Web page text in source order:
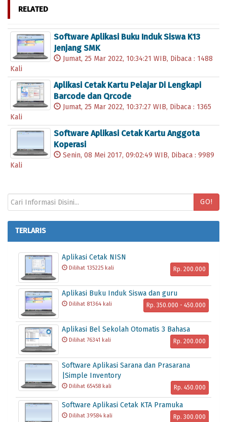
RELATED
Software Aplikasi Buku Induk Siswa K13
Jenjang SMK
Jumat, 25 Mar 2022, 10:34:21 WIB, Dibaca : 1488
Kali
Aplikasi Cetak Kartu Pelajar Di Lengkapi
Barcode dan Qrcode
Jumat, 25 Mar 2022, 10:37:27 WIB, Dibaca : 1365
Kali
Software Aplikasi Cetak Kartu Anggota
Koperasi
Senin, 08 Mei 2017, 09:02:49 WIB, Dibaca : 9989
Kali
GO!
TERLARIS
Aplikasi Cetak NISN
Dilihat 135225 kali Rp. 200.000
Aplikasi Buku Induk Siswa dan guru
Dilihat 81364 kali Rp. 350.000 - 450.000
Aplikasi Bel Sekolah Otomatis 3 Bahasa
Dilihat 76341 kali Rp. 200.000
Software Aplikasi Sarana dan Prasarana
|Simple Inventory
Dilihat 65458 kali Rp. 450.000
Software Aplikasi Cetak KTA Pramuka
Dilihat 39584 kali Rp. 300.000